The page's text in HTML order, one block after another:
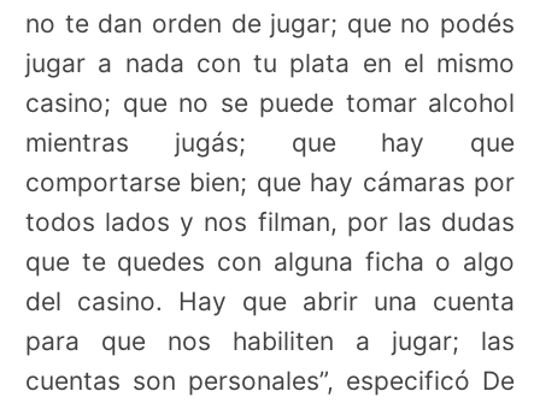
no te dan orden de jugar; que no podés
jugar a nada con tu plata en el mismo
casino; que no se puede tomar alcohol
mientras jugás; que hay que
comportarse bien; que hay cámaras por
todos lados y nos filman, por las dudas
que te quedes con alguna ficha o algo
del casino. Hay que abrir una cuenta
para que nos habiliten a jugar; las
cuentas son personales”, especificó De